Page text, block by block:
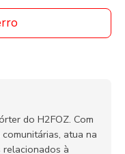
do H2FOZ. Com
atua na
à